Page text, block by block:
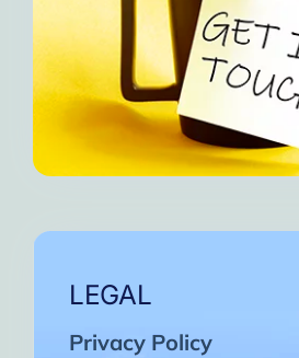
LEGAL
Privacy Policy